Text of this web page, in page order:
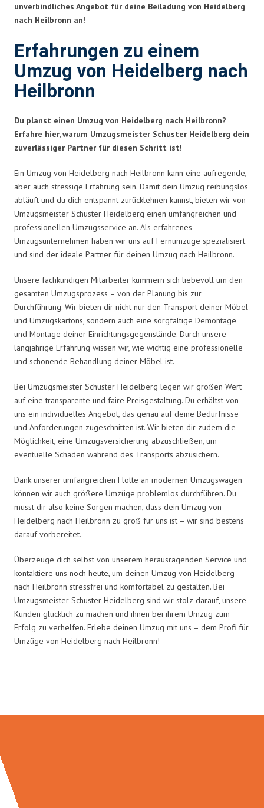
unverbindliches Angebot für deine Beiladung von Heidelberg
nach Heilbronn an!
Erfahrungen zu einem
Umzug von Heidelberg nach
Heilbronn
Du planst einen Umzug von Heidelberg nach Heilbronn?
Erfahre hier, warum Umzugsmeister Schuster Heidelberg dein
zuverlässiger Partner für diesen Schritt ist!
Ein Umzug von Heidelberg nach Heilbronn kann eine aufregende,
aber auch stressige Erfahrung sein. Damit dein Umzug reibungslos
abläuft und du dich entspannt zurücklehnen kannst, bieten wir von
Umzugsmeister Schuster Heidelberg einen umfangreichen und
professionellen Umzugsservice an. Als erfahrenes
Umzugsunternehmen haben wir uns auf Fernumzüge spezialisiert
und sind der ideale Partner für deinen Umzug nach Heilbronn.
Unsere fachkundigen Mitarbeiter kümmern sich liebevoll um den
gesamten Umzugsprozess – von der Planung bis zur
Durchführung. Wir bieten dir nicht nur den Transport deiner Möbel
und Umzugskartons, sondern auch eine sorgfältige Demontage
und Montage deiner Einrichtungsgegenstände. Durch unsere
langjährige Erfahrung wissen wir, wie wichtig eine professionelle
und schonende Behandlung deiner Möbel ist.
Bei Umzugsmeister Schuster Heidelberg legen wir großen Wert
auf eine transparente und faire Preisgestaltung. Du erhältst von
uns ein individuelles Angebot, das genau auf deine Bedürfnisse
und Anforderungen zugeschnitten ist. Wir bieten dir zudem die
Möglichkeit, eine Umzugsversicherung abzuschließen, um
eventuelle Schäden während des Transports abzusichern.
Dank unserer umfangreichen Flotte an modernen Umzugswagen
können wir auch größere Umzüge problemlos durchführen. Du
musst dir also keine Sorgen machen, dass dein Umzug von
Heidelberg nach Heilbronn zu groß für uns ist – wir sind bestens
darauf vorbereitet.
Überzeuge dich selbst von unserem herausragenden Service und
kontaktiere uns noch heute, um deinen Umzug von Heidelberg
nach Heilbronn stressfrei und komfortabel zu gestalten. Bei
Umzugsmeister Schuster Heidelberg sind wir stolz darauf, unsere
Kunden glücklich zu machen und ihnen bei ihrem Umzug zum
Erfolg zu verhelfen. Erlebe deinen Umzug mit uns – dem Profi für
Umzüge von Heidelberg nach Heilbronn!